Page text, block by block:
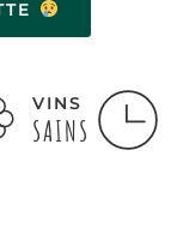
VINS
SAINS